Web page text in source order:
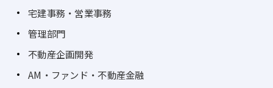
宅建事務・営業事務
管理部門
不動産企画開発
AM・ファンド・不動産金融